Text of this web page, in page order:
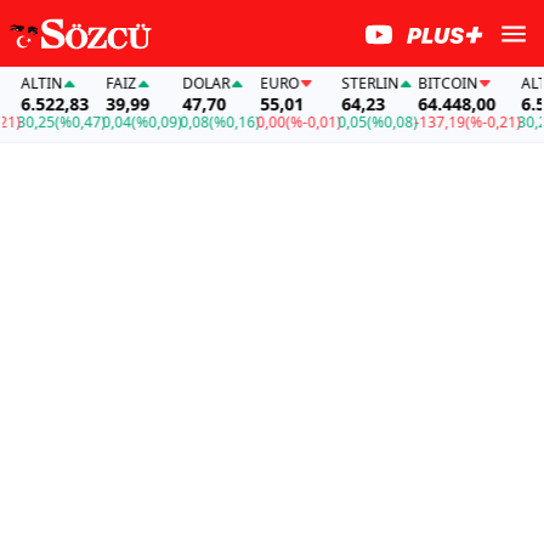
ALTIN
6.522,83
(%0,47)
FAİZ
39,99
0,04(%0,09)
DOLAR
47,70
0,08(%0,16)
EURO
55,01
0,00(%-0,01)
STERLIN
64,23
0,05(%0,08)
BITCOIN
64.448,00
-137,19(%-0,21)
ALTIN
30,25